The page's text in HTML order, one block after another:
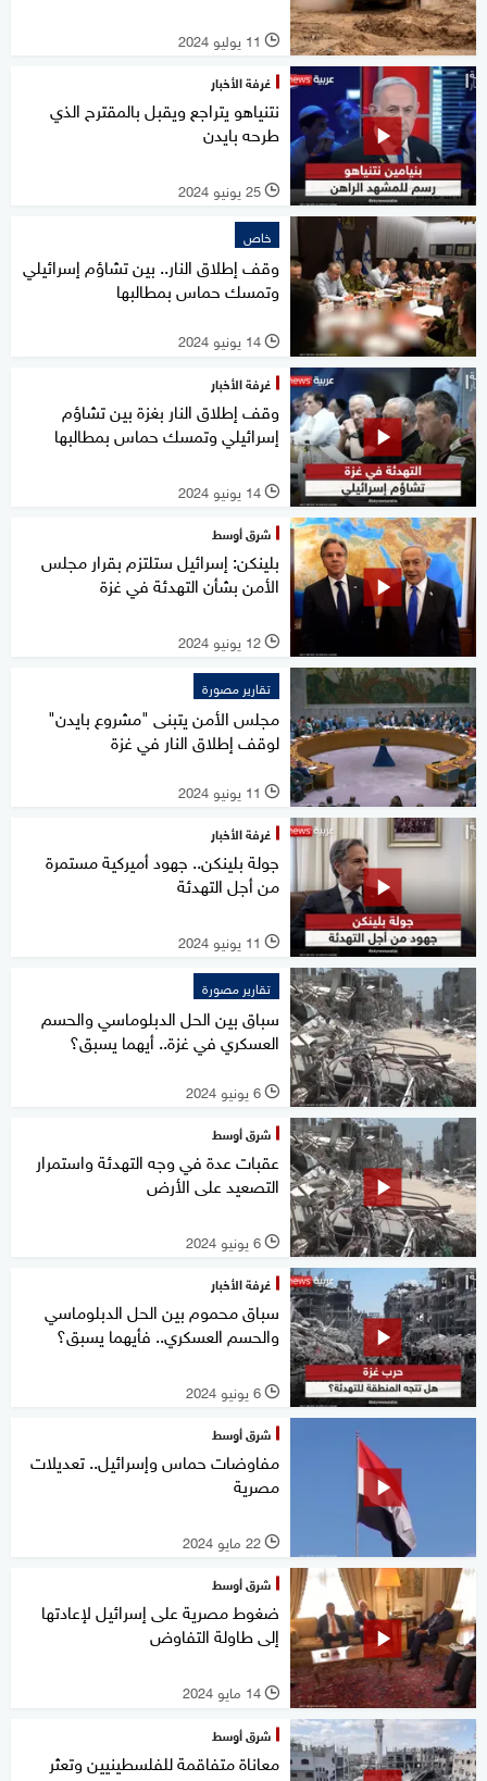
l 11 يوليو 2024
غرفة الأخبار
نتنياهو يتراجع ويقبل بالمقترح الذي
طرحه بايدن
l 25 يونيو 2024
خاص
وقف إطلاق النار.. بين تشاؤم إسرائيلي
وتمسك حماس بمطالبها
l 14 يونيو 2024
غرفة الأخبار
وقف إطلاق النار بغزة بين تشاؤم
إسرائيلي وتمسك حماس بمطالبها
l 14 يونيو 2024
شرق أوسط
بلينكن: إسرائيل ستلتزم بقرار مجلس
الأمن بشأن التهدئة في غزة
l 12 يونيو 2024
تقارير مصورة
مجلس الأمن يتبنى "مشروع بايدن"
لوقف إطلاق النار في غزة
l 11 يونيو 2024
غرفة الأخبار
جولة بلينكن.. جهود أميركية مستمرة
من أجل التهدئة
l 11 يونيو 2024
تقارير مصورة
سباق بين الحل الدبلوماسي والحسم
العسكري في غزة.. أيهما يسبق؟
l 6 يونيو 2024
شرق أوسط
عقبات عدة في وجه التهدئة واستمرار
التصعيد على الأرض
l 6 يونيو 2024
غرفة الأخبار
سباق محموم بين الحل الدبلوماسي
والحسم العسكري.. فأيهما يسبق؟
l 6 يونيو 2024
شرق أوسط
مفاوضات حماس وإسرائيل.. تعديلات
مصرية
l 22 مايو 2024
شرق أوسط
ضغوط مصرية على إسرائيل لإعادتها
إلى طاولة التفاوض
l 14 مايو 2024
شرق أوسط
معاناة متفاقمة للفلسطينيين وتعثر